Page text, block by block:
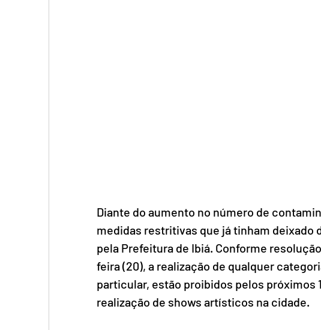
Diante do aumento no número de
medidas restritivas que já tinham deixado
pela Prefeitura de Ibiá. Conforme
feira (20), a realização de qualquer
particular, estão proibidos pelos próximos
realização de shows artísticos na cidade.